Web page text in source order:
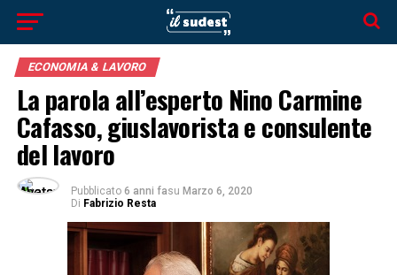
ECONOMIA & LAVORO
La parola all’esperto Nino Carmine
Cafasso, giuslavorista e consulente
del lavoro
Pubblicato 6 anni fasu Marzo 6, 2020
Di Fabrizio Resta